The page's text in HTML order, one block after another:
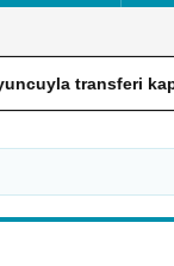
kapatıyoruz”